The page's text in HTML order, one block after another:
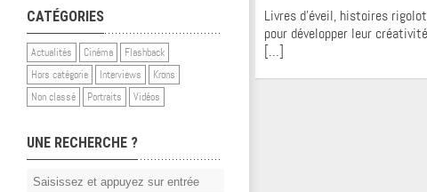
CATÉGORIES
Actualités Cinéma
Flashback
Hors catégorie
Interviews
Krons
Non classé
Portraits Vidéos
UNE RECHERCHE ?
Livres d’éveil, histoires
pour développer leur
[…]